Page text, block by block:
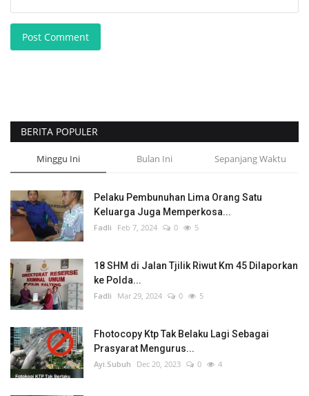
Post Comment
BERITA POPULER
Minggu Ini Bulan Ini Sepanjang Waktu
Pelaku Pembunuhan Lima Orang Satu
Keluarga Juga Memperkosa...
Fadli Feb 7, 2024 0 5
18 SHM di Jalan Tjilik Riwut Km 45 Dilaporkan
ke Polda...
Fadli Mar 29, 2024 0 5
Fhotocopy Ktp Tak Belaku Lagi Sebagai
Prasyarat Mengurus...
Ayi.Subuh Dec 20, 2023 0 4